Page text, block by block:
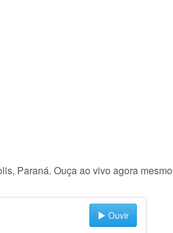
Paraná. Ouça ao vivo agora
Ouvir